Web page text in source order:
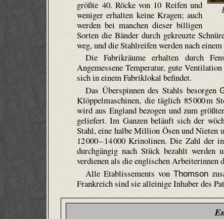
größte 40. Röcke von 10 Reifen und
weniger erhalten keine Kragen; auch
werden bei manchen dieser billigen
Sorten die Bänder durch gekreuzte
weg, und die Stahlreifen werden nach
Die Fabrikräume erhalten durch
Angemessene Temperatur, gute
sich in einem Fabriklokal befindet.
Das Überspinnen des Stahls besorgen
Klöppelmaschinen, die täglich 85 000 m
wird aus England bezogen und zum
geliefert. Im Ganzen beläuft sich der
Stahl, eine halbe Million Ösen und Nieten
12 000 – 14 000 Krino­linen. Die Zahl der
durchgängig nach Stück bezahlt
verdienen als die englischen Arbeiterinnen
Alle Etablissements von Thomson
Frankreich sind sie alleinige Inhaber des